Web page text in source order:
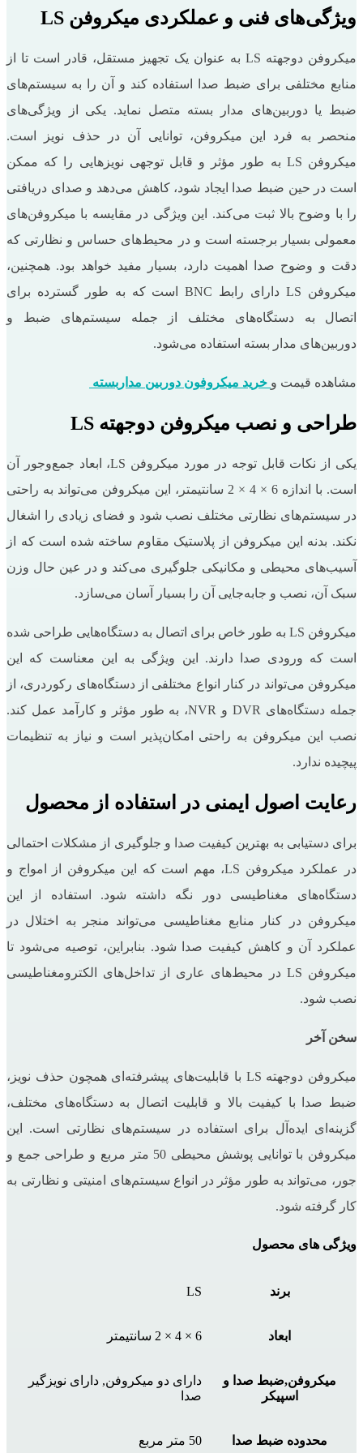
ویژگی‌های فنی و عملکردی میکروفن LS
میکروفن دوجهته LS به عنوان یک تجهیز مستقل، قادر است تا از
منابع مختلفی برای ضبط صدا استفاده کند و آن را به سیستم‌های
ضبط یا دوربین‌های مدار بسته متصل نماید. یکی از ویژگی‌های
منحصر به فرد این میکروفن، توانایی آن در حذف نویز است.
میکروفن LS به طور مؤثر و قابل توجهی نویزهایی را که ممکن
است در حین ضبط صدا ایجاد شود، کاهش می‌دهد و صدای دریافتی
را با وضوح بالا ثبت می‌کند. این ویژگی در مقایسه با میکروفن‌های
معمولی بسیار برجسته است و در محیط‌های حساس و نظارتی که
دقت و وضوح صدا اهمیت دارد، بسیار مفید خواهد بود. همچنین،
میکروفن LS دارای رابط BNC است که به طور گسترده برای
اتصال به دستگاه‌های مختلف از جمله سیستم‌های ضبط و
دوربین‌های مدار بسته استفاده می‌شود.
مشاهده قیمت و خرید میکروفون دوربین مداربسته
طراحی و نصب میکروفن دوجهته LS
یکی از نکات قابل توجه در مورد میکروفن LS، ابعاد جمع‌وجور آن
است. با اندازه 6 × 4 × 2 سانتیمتر، این میکروفن می‌تواند به راحتی
در سیستم‌های نظارتی مختلف نصب شود و فضای زیادی را اشغال
نکند. بدنه این میکروفن از پلاستیک مقاوم ساخته شده است که از
آسیب‌های محیطی و مکانیکی جلوگیری می‌کند و در عین حال وزن
سبک آن، نصب و جابه‌جایی آن را بسیار آسان می‌سازد.
میکروفن LS به طور خاص برای اتصال به دستگاه‌هایی طراحی شده
است که ورودی صدا دارند. این ویژگی به این معناست که این
میکروفن می‌تواند در کنار انواع مختلفی از دستگاه‌های رکوردری، از
جمله دستگاه‌های DVR و NVR، به طور مؤثر و کارآمد عمل کند.
نصب این میکروفن به راحتی امکان‌پذیر است و نیاز به تنظیمات
پیچیده ندارد.
رعایت اصول ایمنی در استفاده از محصول
برای دستیابی به بهترین کیفیت صدا و جلوگیری از مشکلات احتمالی
در عملکرد میکروفن LS، مهم است که این میکروفن از امواج و
دستگاه‌های مغناطیسی دور نگه داشته شود. استفاده از این
میکروفن در کنار منابع مغناطیسی می‌تواند منجر به اختلال در
عملکرد آن و کاهش کیفیت صدا شود. بنابراین، توصیه می‌شود تا
میکروفن LS در محیط‌های عاری از تداخل‌های الکترومغناطیسی
نصب شود.
سخن آخر
میکروفن دوجهته LS با قابلیت‌های پیشرفته‌ای همچون حذف نویز،
ضبط صدا با کیفیت بالا و قابلیت اتصال به دستگاه‌های مختلف،
گزینه‌ای ایده‌آل برای استفاده در سیستم‌های نظارتی است. این
میکروفن با توانایی پوشش محیطی 50 متر مربع و طراحی جمع‌ و
جور، می‌تواند به طور مؤثر در انواع سیستم‌های امنیتی و نظارتی به
کار گرفته شود.
ویژگی های محصول
برند LS
ابعاد 6 × 4 × 2 سانتیمتر
میکروفن,ضبط صدا و
اسپیکر
دارای دو میکروفن, دارای نویزگیر
صدا
محدوده ضبط صدا 50 متر مربع